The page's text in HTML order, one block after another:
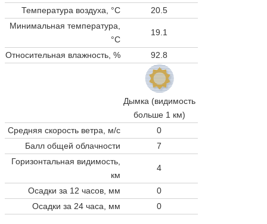
Температура воздуха, °C
20.5
Минимальная температура,
°C
19.1
Относительная влажность, % 92.8
Дымка (видимость
больше 1 км)
Средняя скорость ветра, м/с
0
Балл общей облачности
7
Горизонтальная видимость,
км
4
Осадки за 12 часов, мм
0
Осадки за 24 часа, мм
0